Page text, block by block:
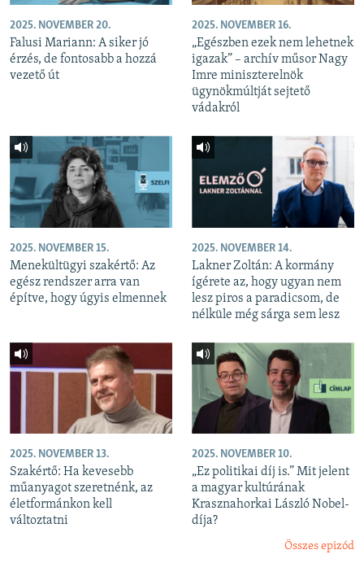
2025. NOVEMBER 20.
Falusi Mariann: A siker jó
érzés, de fontosabb a hozzá
vezető út
2025. NOVEMBER 16.
„Egészben ezek nem lehetnek
igazak” – archív műsor Nagy
Imre miniszterelnök
ügynökmúltját sejtető
vádakról
2025. NOVEMBER 15.
Menekültügyi szakértő: Az
egész rendszer arra van
építve, hogy úgyis elmennek
2025. NOVEMBER 14.
Lakner Zoltán: A kormány
ígérete az, hogy ugyan nem
lesz piros a paradicsom, de
nélküle még sárga sem lesz
2025. NOVEMBER 13.
Szakértő: Ha kevesebb
műanyagot szeretnénk, az
életformánkon kell
változtatni
2025. NOVEMBER 10.
„Ez politikai díj is.” Mit jelent
a magyar kultúrának
Krasznahorkai László Nobel-
díja?
Összes epizód